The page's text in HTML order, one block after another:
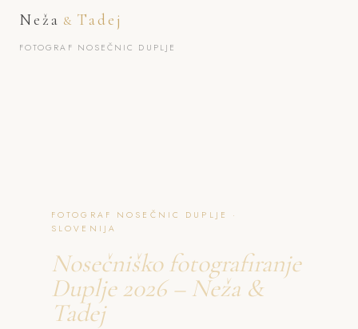
Neža & Tadej
FOTOGRAF NOSEČNIC DUPLJE
FOTOGRAF NOSEČNIC DUPLJE ·
SLOVENIJA
Nosečniško fotografiranje
Duplje 2026 – Neža &
Tadej